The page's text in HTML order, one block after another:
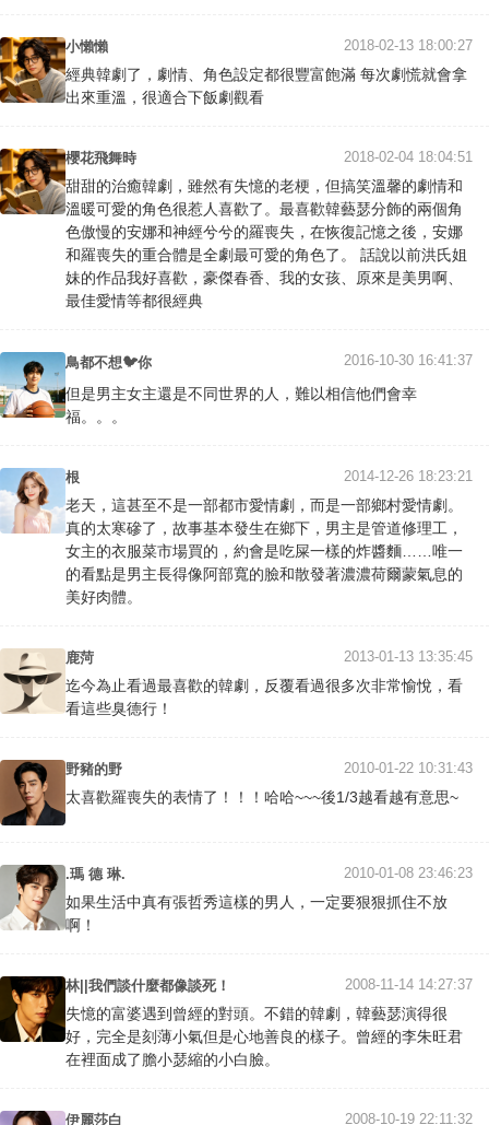
小懶懶 2018-02-13 18:00:27
經典韓劇了，劇情、角色設定都很豐富飽滿 每次劇慌就會拿
出來重溫，很適合下飯劇觀看
櫻花飛舞時 2018-02-04 18:04:51
甜甜的治癒韓劇，雖然有失憶的老梗，但搞笑溫馨的劇情和
溫暖可愛的角色很惹人喜歡了。最喜歡韓藝瑟分飾的兩個角
色傲慢的安娜和神經兮兮的羅喪失，在恢復記憶之後，安娜
和羅喪失的重合體是全劇最可愛的角色了。 話說以前洪氏姐
妹的作品我好喜歡，豪傑春香、我的女孩、原來是美男啊、
最佳愛情等都很經典
鳥都不想🐦你 2016-10-30 16:41:37
但是男主女主還是不同世界的人，難以相信他們會幸
福。。。
根 2014-12-26 18:23:21
老天，這甚至不是一部都市愛情劇，而是一部鄉村愛情劇。
真的太寒磣了，故事基本發生在鄉下，男主是管道修理工，
女主的衣服菜市場買的，約會是吃屎一樣的炸醬麵……唯一
的看點是男主長得像阿部寬的臉和散發著濃濃荷爾蒙氣息的
美好肉體。
鹿菏 2013-01-13 13:35:45
迄今為止看過最喜歡的韓劇，反覆看過很多次非常愉悅，看
看這些臭德行！
野豬的野 2010-01-22 10:31:43
太喜歡羅喪失的表情了！！！哈哈~~~後1/3越看越有意思~
.瑪 德 琳. 2010-01-08 23:46:23
如果生活中真有張哲秀這樣的男人，一定要狠狠抓住不放
啊！
林||我們談什麼都像談死！ 2008-11-14 14:27:37
失憶的富婆遇到曾經的對頭。不錯的韓劇，韓藝瑟演得很
好，完全是刻薄小氣但是心地善良的樣子。曾經的李朱旺君
在裡面成了膽小瑟縮的小白臉。
伊麗莎白 2008-10-19 22:11:32